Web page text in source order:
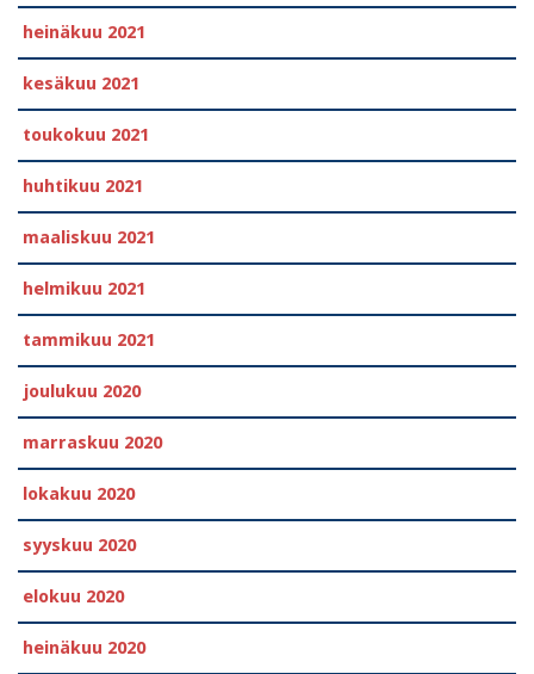
heinäkuu 2021
kesäkuu 2021
toukokuu 2021
huhtikuu 2021
maaliskuu 2021
helmikuu 2021
tammikuu 2021
joulukuu 2020
marraskuu 2020
lokakuu 2020
syyskuu 2020
elokuu 2020
heinäkuu 2020